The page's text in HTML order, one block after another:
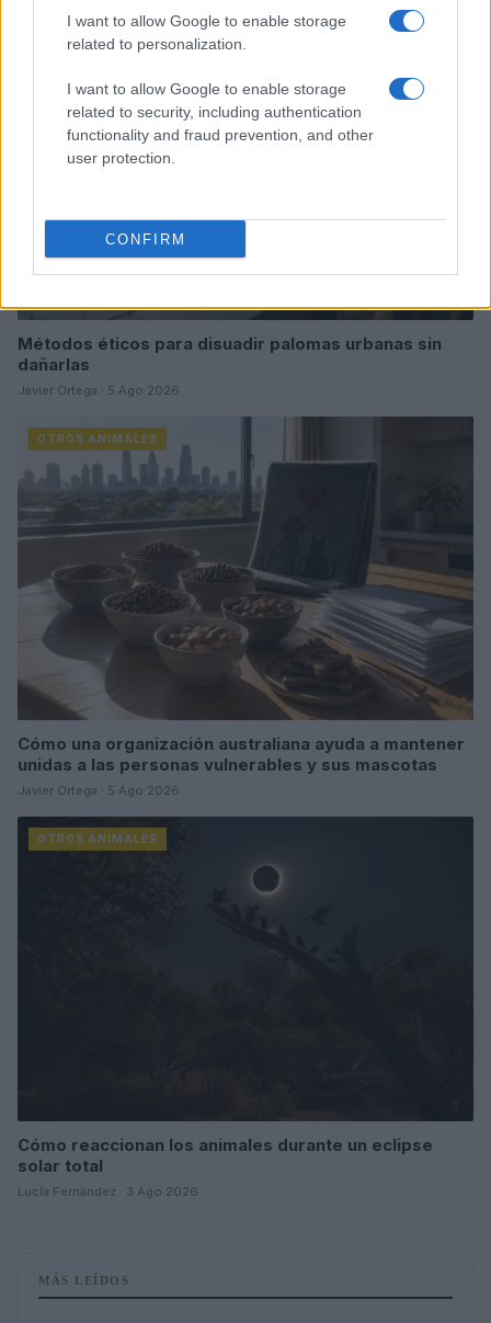
I want to allow Google to enable storage
related to personalization.
I want to allow Google to enable storage
related to security, including authentication
functionality and fraud prevention, and other
user protection.
CONFIRM
OTROS ANIMALES
Métodos éticos para disuadir palomas urbanas sin
dañarlas
Javier Ortega · 5 Ago 2026
OTROS ANIMALES
Cómo una organización australiana ayuda a mantener
unidas a las personas vulnerables y sus mascotas
Javier Ortega · 5 Ago 2026
OTROS ANIMALES
Cómo reaccionan los animales durante un eclipse
solar total
Lucía Fernández · 3 Ago 2026
MÁS LEÍDOS